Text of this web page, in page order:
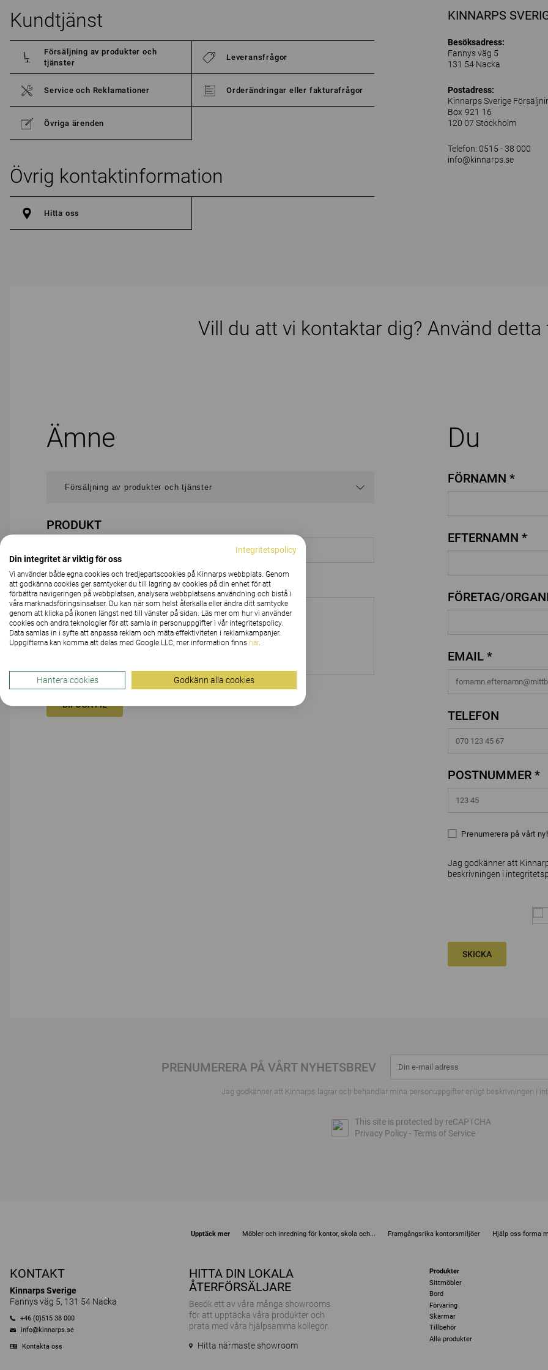
Kundtjänst
Försäljning av produkter och
tjänster
Leveransfrågor
Service och Reklamationer Orderändringar eller fakturafrågor
Övriga ärenden
Övrig kontaktinformation
Hitta oss
KINNARPS
Besöksadress:
Fannys väg 5
131 54 Nacka
Postadress:
Kinnarps Sverige
Box 921 16
120 07 Stockholm
Telefon: 0515 - 38 000
info@kinnarps.se
Vill du att vi kontaktar dig? Använd detta
Ämne
PRODUKT
MEDDELANDE
BIFOGA FIL
Du
FÖRNAMN *
EFTERNAMN *
FÖRETAG/
EMAIL *
TELEFON
POSTNUMMER *
Prenumerera på vårt
Jag godkänner att
beskrivningen i
SKICKA
PRENUMERERA PÅ VÅRT NYHETSBREV
Jag godkänner att Kinnarps lagrar och behandlar mina personuppgifter enligt beskrivningen i
This site is protected by reCAPTCHA
Privacy Policy -Terms of Service
Upptäck mer Möbler och inredning för kontor, skola och... Framgångsrika kontorsmiljöer Hjälp oss forma
KONTAKT
Kinnarps Sverige
Fannys väg 5, 131 54 Nacka
+46 (0)515 38 000
info@kinnarps.se
Kontakta oss
HITTA DIN LOKALA
ÅTERFÖRSÄLJARE
Besök ett av våra många showrooms
för att upptäcka våra produkter och
prata med våra hjälpsamma kollegor.
Hitta närmaste showroom
Produkter
Sittmöbler
Bord
Förvaring
Skärmar
Tillbehör
Alla produkter
Integritetspolicy
Din integritet är viktig för oss
Vi använder både egna cookies och tredjepartscookies på Kinnarps webbplats. Genom
att godkänna cookies ger samtycker du till lagring av cookies på din enhet för att
förbättra navigeringen på webbplatsen, analysera webbplatsens användning och bistå i
våra marknadsföringsinsatser. Du kan när som helst återkalla eller ändra ditt samtycke
genom att klicka på ikonen längst ned till vänster på sidan. Läs mer om hur vi använder
cookies och andra teknologier för att samla in personuppgifter i vår integritetspolicy.
Data samlas in i syfte att anpassa reklam och mäta effektiviteten i reklamkampanjer.
Uppgifterna kan komma att delas med Google LLC, mer information finns här.
Hantera cookies Godkänn alla cookies